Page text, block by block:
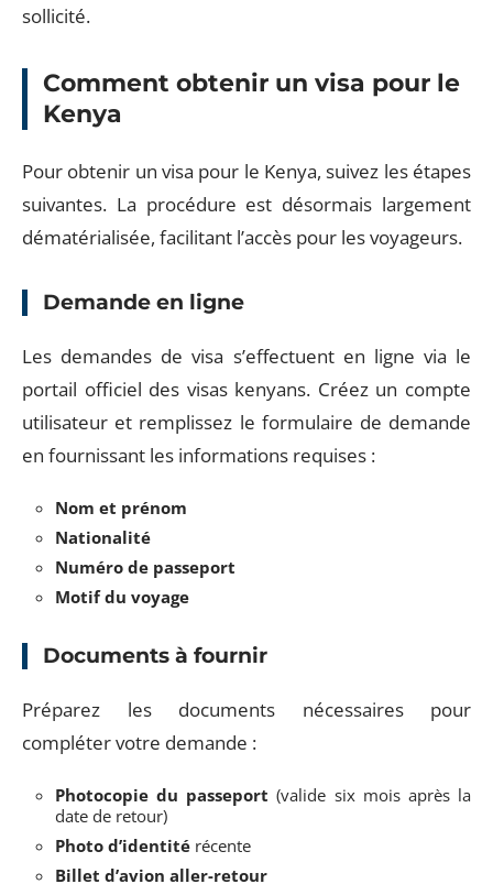
sollicité.
Comment obtenir un visa pour le
Kenya
Pour obtenir un visa pour le Kenya, suivez les étapes
suivantes. La procédure est désormais largement
dématérialisée, facilitant l’accès pour les voyageurs.
Demande en ligne
Les demandes de visa s’effectuent en ligne via le
portail officiel des visas kenyans. Créez un compte
utilisateur et remplissez le formulaire de demande
en fournissant les informations requises :
Nom et prénom
Nationalité
Numéro de passeport
Motif du voyage
Documents à fournir
Préparez les documents nécessaires pour
compléter votre demande :
Photocopie du passeport (valide six mois après la
date de retour)
Photo d’identité récente
Billet d’avion aller-retour